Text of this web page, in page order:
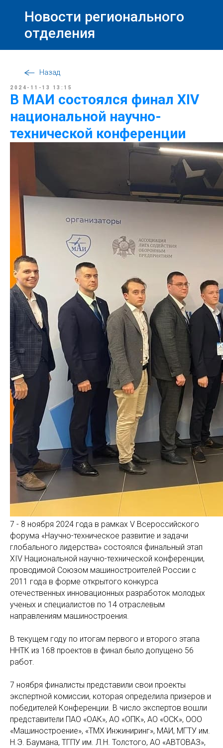
Новости регионального
отделения
Назад
2024-11-13 13:15
В МАИ состоялся финал XIV
национальной научно-
технической конференции
7 - 8 ноября 2024 года в рамках V Всероссийского
форума «Научно-техническое развитие и задачи
глобального лидерства» состоялся финальный этап
XIV Национальной научно-технической конференции,
проводимой Союзом машиностроителей России с
2011 года в форме открытого конкурса
отечественных инновационных разработок молодых
ученых и специалистов по 14 отраслевым
направлениям машиностроения.
В текущем году по итогам первого и второго этапа
ННТК из 168 проектов в финал было допущено 56
работ.
7 ноября финалисты представили свои проекты
экспертной комиссии, которая определила призеров и
победителей Конференции. В число экспертов вошли
представители ПАО «ОАК», АО «ОПК», АО «ОСК», ООО
«Машиностроение», «ТМХ Инжиниринг», МАИ, МГТУ им.
Н.Э. Баумана, ТГПУ им. Л.Н. Толстого, АО «АВТОВАЗ»,